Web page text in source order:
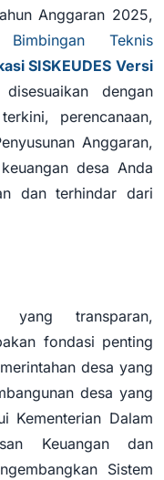
Anggaran 2025,
Bimbingan Teknis
SISKEUDES Versi
dengan
perencanaan,
Anggaran,
desa Anda
dan terhindar dari
yang transparan,
fondasi penting
desa yang
desa yang
Kementerian Dalam
Keuangan dan
Sistem